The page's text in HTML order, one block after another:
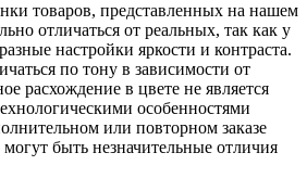
товаров, представленных на нашем
отличаться от реальных, так как у
настройки яркости и контраста.
по тону в зависимости от
расхождение в цвете не является
особенностями
или повторном заказе
быть незначительные отличия